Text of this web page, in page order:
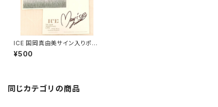
ICE 国岡真由美サイン入りポス
トカード ＊ステッカー付き！
¥500
同じカテゴリの商品